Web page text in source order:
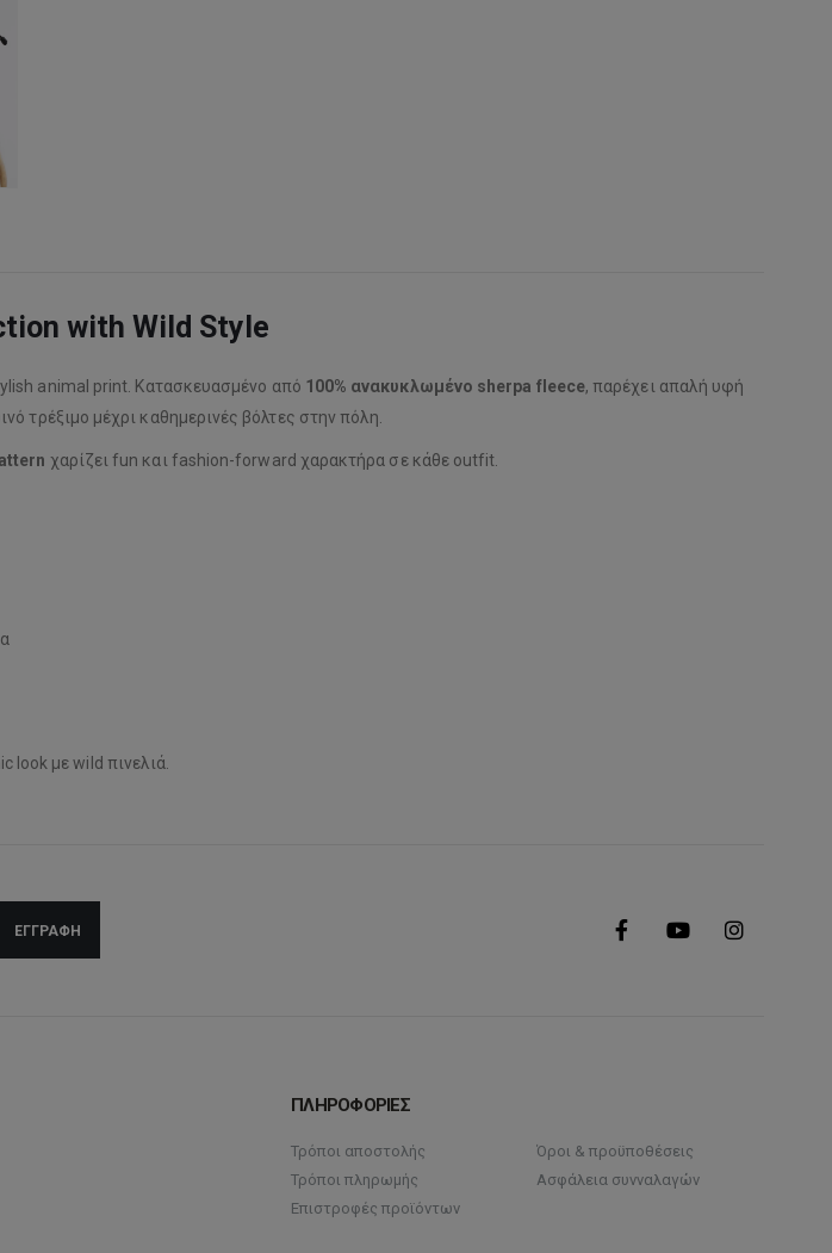
with Wild Style
animal print. Κατασκευασμένο από 100% ανακυκλωμένο sherpa fleece, παρέχει απαλή υφή
τρέξιμο μέχρι καθημερινές βόλτες στην πόλη.
χαρίζει fun και fashion-forward χαρακτήρα σε κάθε outfit.
με wild πινελιά.
ΠΛΗΡΟΦΟΡΙΕΣ
Τρόποι αποστολής
Τρόποι πληρωμής
Επιστροφές προϊόντων
Όροι & προϋποθέσεις
Ασφάλεια συνναλαγών